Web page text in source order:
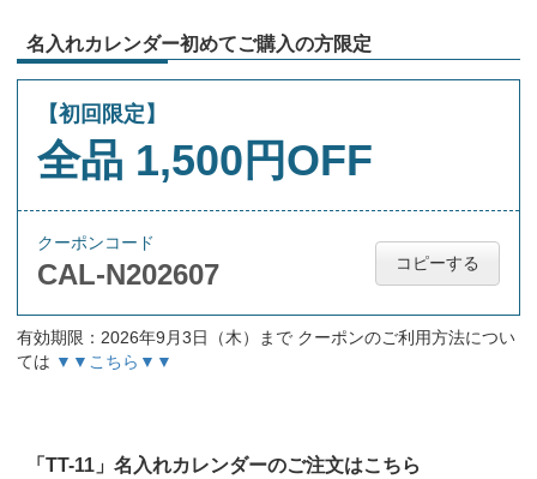
名入れカレンダー初めてご購入の方限定
【初回限定】
全品 1,500円OFF
クーポンコード
CAL-N202607 コピーする
有効期限：2026年9月3日（木）まで クーポンのご利用方法につい
ては ▼▼こちら▼▼
「TT-11」名入れカレンダーのご注文はこちら